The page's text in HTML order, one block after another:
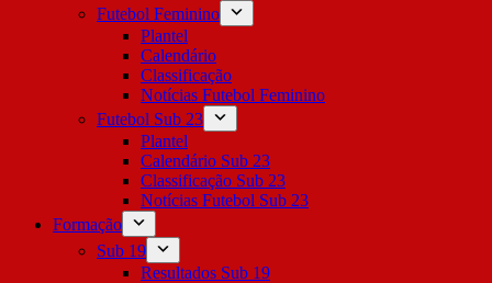
Futebol Feminino
Plantel
Calendário
Classificação
Notícias Futebol Feminino
Futebol Sub 23
Plantel
Calendário Sub 23
Classificação Sub 23
Notícias Futebol Sub 23
Formação
Sub 19
Resultados Sub 19